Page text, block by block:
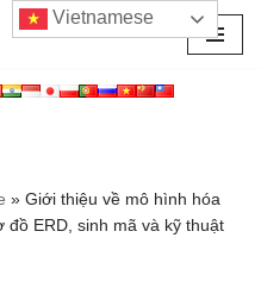
» Giới thiệu về mô hình hóa
đồ ERD, sinh mã và kỹ thuật
Vietnamese